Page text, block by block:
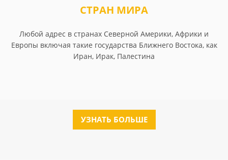
СТРАН МИРА
Любой адрес в странах Северной Америки, Африки и
Европы включая такие государства Ближнего Востока, как
Иран, Ирак, Палестина
УЗНАТЬ БОЛЬШЕ